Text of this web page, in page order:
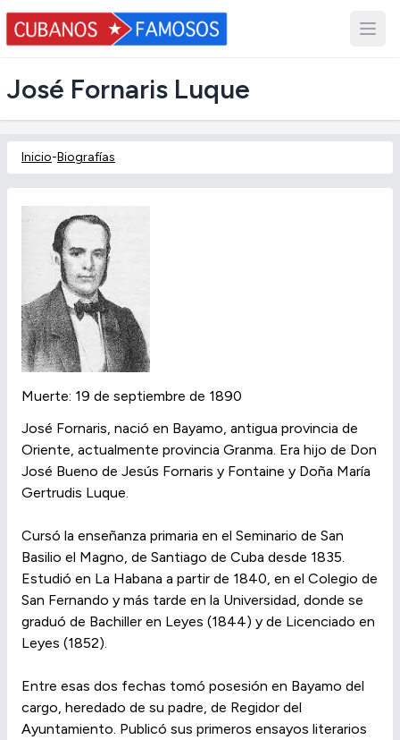
José Fornaris Luque
Inicio-Biografías
Muerte: 19 de septiembre de 1890
José Fornaris, nació en Bayamo, antigua provincia de
Oriente, actualmente provincia Granma. Era hijo de Don
José Bueno de Jesús Fornaris y Fontaine y Doña María
Gertrudis Luque.
Cursó la enseñanza primaria en el Seminario de San
Basilio el Magno, de Santiago de Cuba desde 1835.
Estudió en La Habana a partir de 1840, en el Colegio de
San Fernando y más tarde en la Universidad, donde se
graduó de Bachiller en Leyes (1844) y de Licenciado en
Leyes (1852).
Entre esas dos fechas tomó posesión en Bayamo del
cargo, heredado de su padre, de Regidor del
Ayuntamiento. Publicó sus primeros ensayos literarios